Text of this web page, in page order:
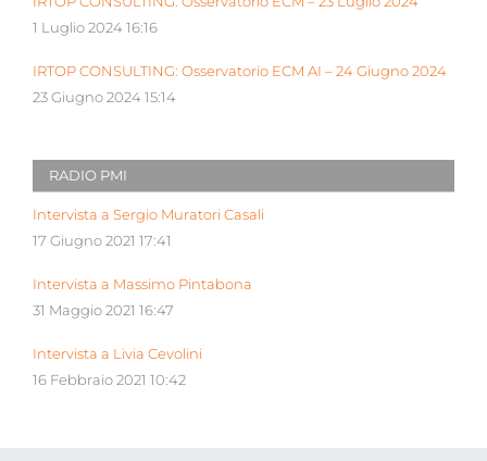
1 Luglio 2024 16:16
IRTOP CONSULTING: Osservatorio ECM AI – 24 Giugno 2024
23 Giugno 2024 15:14
RADIO PMI
Intervista a Sergio Muratori Casali
17 Giugno 2021 17:41
Intervista a Massimo Pintabona
31 Maggio 2021 16:47
Intervista a Livia Cevolini
16 Febbraio 2021 10:42